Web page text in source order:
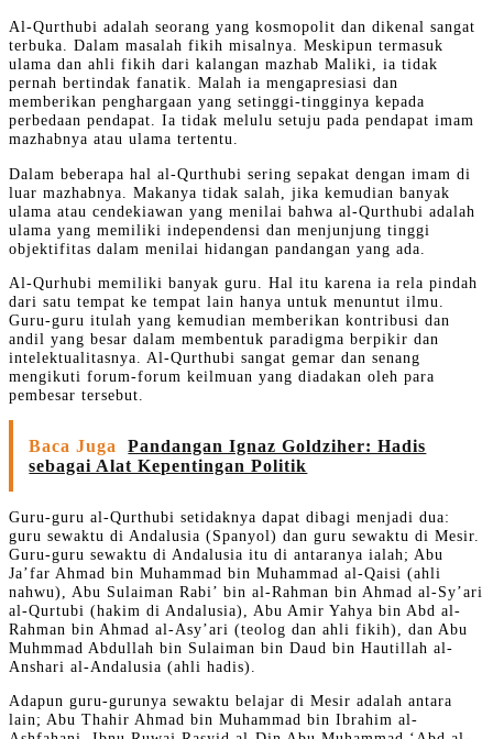
Al-Qurthubi adalah seorang yang kosmopolit dan dikenal sangat
terbuka. Dalam masalah fikih misalnya. Meskipun termasuk
ulama dan ahli fikih dari kalangan mazhab Maliki, ia tidak
pernah bertindak fanatik. Malah ia mengapresiasi dan
memberikan penghargaan yang setinggi-tingginya kepada
perbedaan pendapat. Ia tidak melulu setuju pada pendapat imam
mazhabnya atau ulama tertentu.
Dalam beberapa hal al-Qurthubi sering sepakat dengan imam di
luar mazhabnya. Makanya tidak salah, jika kemudian banyak
ulama atau cendekiawan yang menilai bahwa al-Qurthubi adalah
ulama yang memiliki independensi dan menjunjung tinggi
objektifitas dalam menilai hidangan pandangan yang ada.
Al-Qurhubi memiliki banyak guru. Hal itu karena ia rela pindah
dari satu tempat ke tempat lain hanya untuk menuntut ilmu.
Guru-guru itulah yang kemudian memberikan kontribusi dan
andil yang besar dalam membentuk paradigma berpikir dan
intelektualitasnya. Al-Qurthubi sangat gemar dan senang
mengikuti forum-forum keilmuan yang diadakan oleh para
pembesar tersebut.
Baca Juga
Pandangan Ignaz Goldziher: Hadis
sebagai Alat Kepentingan Politik
Guru-guru al-Qurthubi setidaknya dapat dibagi menjadi dua:
guru sewaktu di Andalusia (Spanyol) dan guru sewaktu di Mesir.
Guru-guru sewaktu di Andalusia itu di antaranya ialah; Abu
Ja’far Ahmad bin Muhammad bin Muhammad al-Qaisi (ahli
nahwu), Abu Sulaiman Rabi’ bin al-Rahman bin Ahmad al-Sy’ari
al-Qurtubi (hakim di Andalusia), Abu Amir Yahya bin Abd al-
Rahman bin Ahmad al-Asy’ari (teolog dan ahli fikih), dan Abu
Muhmmad Abdullah bin Sulaiman bin Daud bin Hautillah al-
Anshari al-Andalusia (ahli hadis).
Adapun guru-gurunya sewaktu belajar di Mesir adalah antara
lain; Abu Thahir Ahmad bin Muhammad bin Ibrahim al-